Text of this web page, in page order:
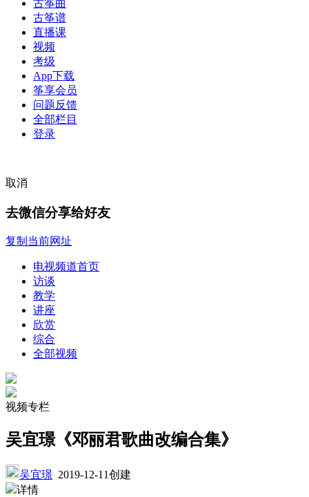
古筝曲
古筝谱
直播课
视频
考级
App下载
筝享会员
问题反馈
全部栏目
登录
取消
去微信分享给好友
复制当前网址
电视频道首页
访谈
教学
讲座
欣赏
综合
全部视频
视频专栏
吴宜璟《邓丽君歌曲改编合集》
吴宜璟 2019-12-11创建
详情